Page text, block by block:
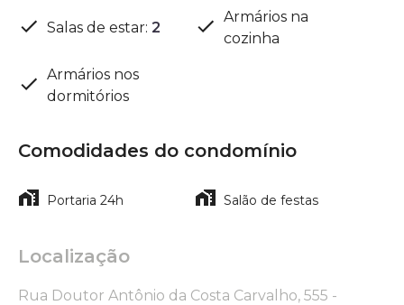
Salas de estar: 2
Armários na
cozinha
Armários nos
dormitórios
Comodidades do condomínio
Portaria 24h Salão de festas
Localização
Rua Doutor Antônio da Costa Carvalho, 555 -